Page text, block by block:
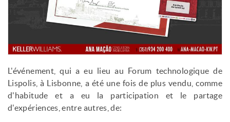
L'événement, qui a eu lieu au Forum technologique de
Lispolis, à Lisbonne, a été une fois de plus vendu, comme
d'habitude et a eu la participation et le partage
d'expériences, entre autres, de: